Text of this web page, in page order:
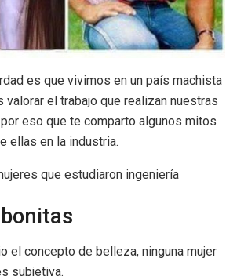
es que vivimos en un país machista
valorar el trabajo que realizan nuestras
eso que te comparto algunos mitos
ellas en la industria.
que estudiaron ingeniería
el concepto de belleza, ninguna mujer
subjetiva.